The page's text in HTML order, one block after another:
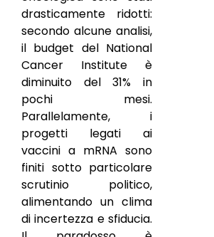
drasticamente ridotti:
secondo alcune analisi,
il budget del National
Cancer Institute è
diminuito del 31% in
pochi mesi.
Parallelamente, i
progetti legati ai
vaccini a mRNA sono
finiti sotto particolare
scrutinio politico,
alimentando un clima
di incertezza e sfiducia.